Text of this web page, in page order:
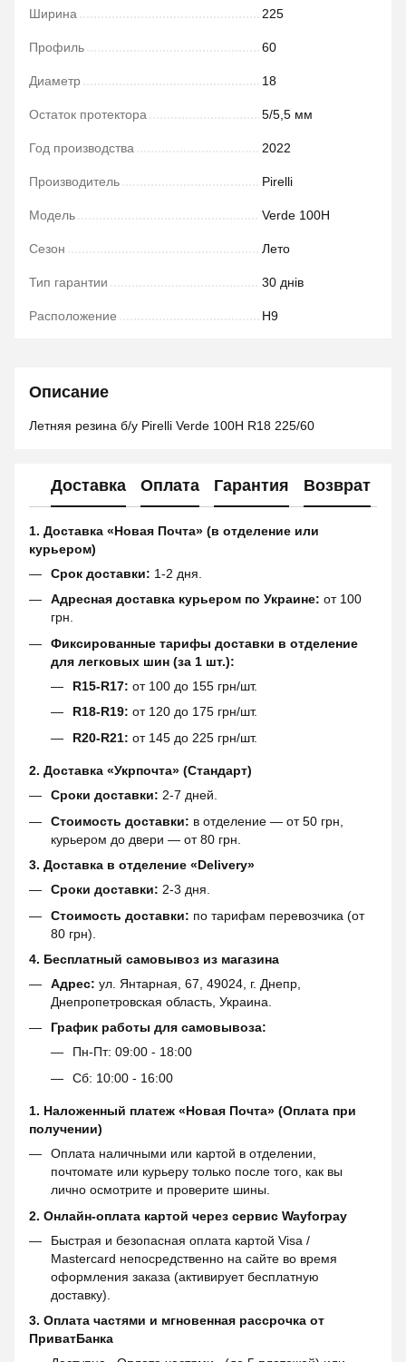
Ширина 225
Профиль 60
Диаметр 18
Остаток протектора 5/5,5 мм
Год производства 2022
Производитель Pirelli
Модель Verde 100H
Сезон Лето
Тип гарантии 30 днів
Расположение H9
Описание
Летняя резина б/у Pirelli Verde 100H R18 225/60
Доставка Оплата Гарантия Возврат
1. Доставка «Новая Почта» (в отделение или
курьером)
Срок доставки: 1-2 дня.
Адресная доставка курьером по Украине: от 100
грн.
Фиксированные тарифы доставки в отделение
для легковых шин (за 1 шт.):
R15-R17: от 100 до 155 грн/шт.
R18-R19: от 120 до 175 грн/шт.
R20-R21: от 145 до 225 грн/шт.
2. Доставка «Укрпочта» (Стандарт)
Сроки доставки: 2-7 дней.
Стоимость доставки: в отделение — от 50 грн,
курьером до двери — от 80 грн.
3. Доставка в отделение «Delivery»
Сроки доставки: 2-3 дня.
Стоимость доставки: по тарифам перевозчика (от
80 грн).
4. Бесплатный самовывоз из магазина
Адрес: ул. Янтарная, 67, 49024, г. Днепр,
Днепропетровская область, Украина.
График работы для самовывоза:
Пн-Пт: 09:00 - 18:00
Сб: 10:00 - 16:00
1. Наложенный платеж «Новая Почта» (Оплата при
получении)
Оплата наличными или картой в отделении,
почтомате или курьеру только после того, как вы
лично осмотрите и проверите шины.
2. Онлайн-оплата картой через сервис Wayforpay
Быстрая и безопасная оплата картой Visa /
Mastercard непосредственно на сайте во время
оформления заказа (активирует бесплатную
доставку).
3. Оплата частями и мгновенная рассрочка от
ПриватБанка